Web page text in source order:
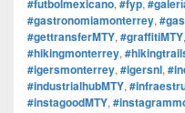
#futbolmexicano, #fyp,
#gastronomiamonterrey,
#gettransferMTY, #graffitiMTY,
#hikingmonterrey,
#igersmonterrey, #igersnl,
#industrialhubMTY,
#instagoodMTY,